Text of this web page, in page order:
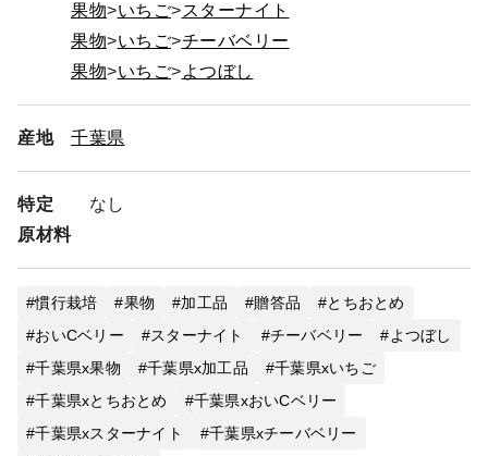
果物
いちご
スターナイト
果物
いちご チーバベリー
果物
いちご よつぼし
産地 千葉県
特定
原材料
なし
慣行栽培 果物 加工品 贈答品
とちおとめ
おいCベリー
スターナイト チーバベリー
よつぼし
千葉県x果物
千葉県x加工品
千葉県xいちご
千葉県xとちおとめ
千葉県xおいCベリー
千葉県xスターナイト
千葉県xチーバベリー